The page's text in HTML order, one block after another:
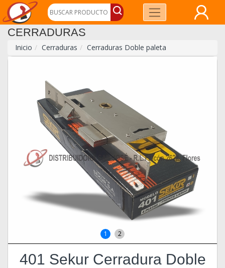
CERRADURAS
Inicio Cerraduras Cerraduras Doble paleta
1 2
401 Sekur Cerradura Doble